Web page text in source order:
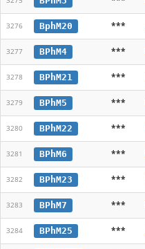
3276 BphM20 ***
3277 BPhM4 ***
3278 BPhM21 ***
3279 BPhM5 ***
3280 BPhM22 ***
3281 BPhM6 ***
3282 BPhM23 ***
3283 BPhM7 ***
3284 BPhM25 ***